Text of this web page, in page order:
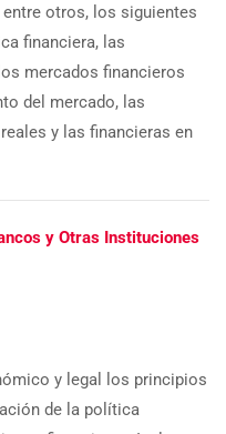
otros, los siguientes
financiera, las
mercados financieros
del mercado, las
y las financieras en
y Otras Instituciones
y legal los principios
de la política